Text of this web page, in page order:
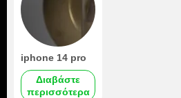
iphone 14 pro
Διαβάστε
περισσότερα